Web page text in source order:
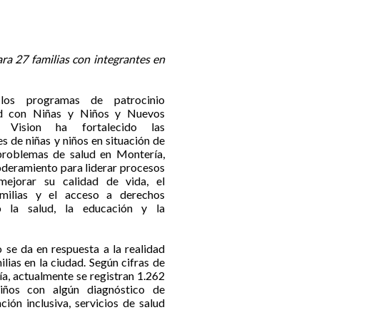
27 familias con integrantes en
programas de patrocinio
con Niñas y Niños y Nuevos
Vision ha fortalecido las
de niñas y niños en situación de
de salud en Montería,
para liderar procesos
su calidad de vida, el
y el acceso a derechos
la salud, la educación y la
se da en respuesta a la realidad
en la ciudad. Según cifras de
actualmente se registran 1.262
con algún diagnóstico de
inclusiva, servicios de salud